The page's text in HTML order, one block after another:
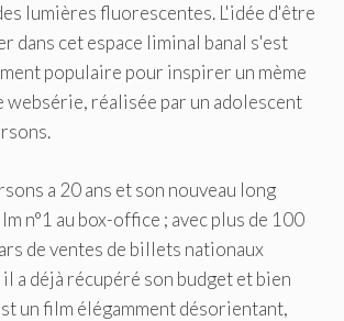
lumières fluorescentes. L'idée d'être
dans cet espace liminal banal s'est
populaire pour inspirer un mème
websérie, réalisée par un adolescent
a 20 ans et son nouveau long
n°1 au box-office ; avec plus de 100
de ventes de billets nationaux
a déjà récupéré son budget et bien
un film élégamment désorientant,